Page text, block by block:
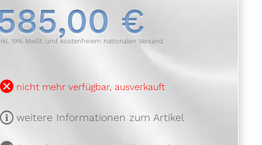
€
19% MwSt. und kostenfreiem nationalen Versand
nicht mehr verfügbar, ausverkauft
weitere Informationen zum Artikel